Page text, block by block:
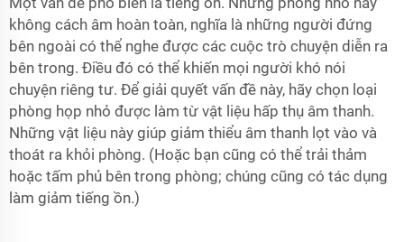
không cách âm hoàn toàn, nghĩa là những người đứng
bên ngoài có thể nghe được các cuộc trò chuyện diễn ra
bên trong. Điều đó có thể khiến mọi người khó nói
chuyện riêng tư. Để giải quyết vấn đề này, hãy chọn loại
phòng họp nhỏ được làm từ vật liệu hấp thụ âm thanh.
Những vật liệu này giúp giảm thiểu âm thanh lọt vào và
thoát ra khỏi phòng. (Hoặc bạn cũng có thể trải thảm
hoặc tấm phủ bên trong phòng; chúng cũng có tác dụng
làm giảm tiếng ồn.)